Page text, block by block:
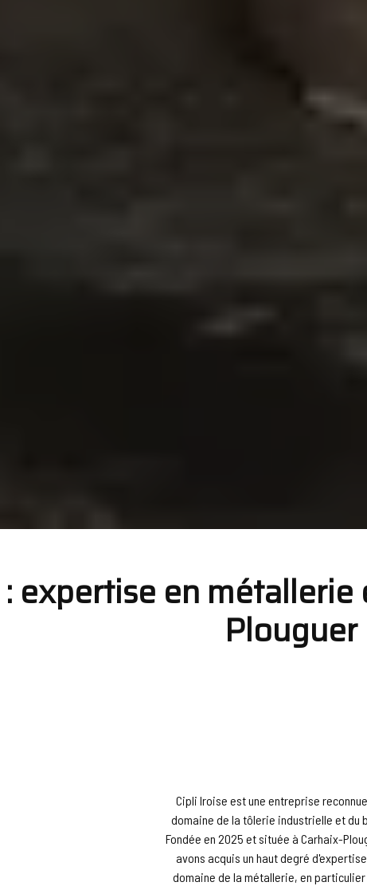
expertise en
Plouguer
Cipli Iroise est une entreprise
domaine de la tôlerie industrielle et du
Fondée en 2025 et située à Carhaix-
avons acquis un haut degré
domaine de la métallerie, en particulier